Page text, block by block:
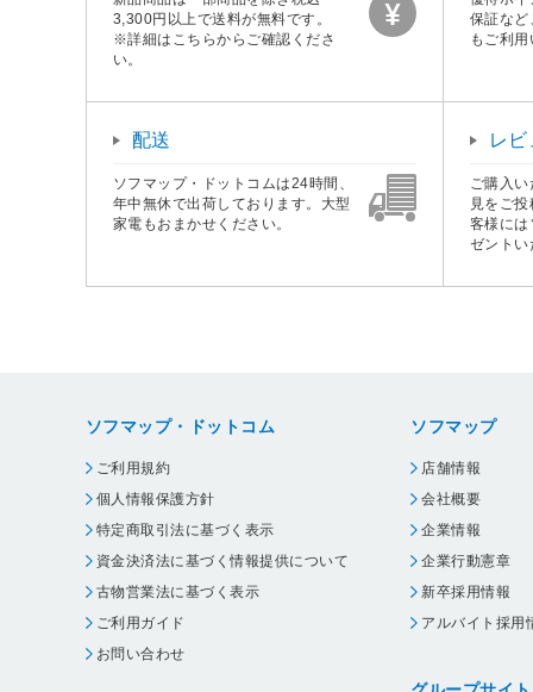
3,300円以上で送料が無料です。
※詳細はこちらからご確認くださ
い。
保証など
もご利
配送
ソフマップ・ドットコムは24時間、
年中無休で出荷しております。大型
家電もおまかせください。
レ
ご購入
見をご
客様には
ゼントい
ソフマップ・ドットコム
ご利用規約
個人情報保護方針
特定商取引法に基づく表示
資金決済法に基づく情報提供について
古物営業法に基づく表示
ご利用ガイド
お問い合わせ
ソフマップ
店舗情報
会社概要
企業情報
企業行動憲章
新卒採用情報
アルバイト採用